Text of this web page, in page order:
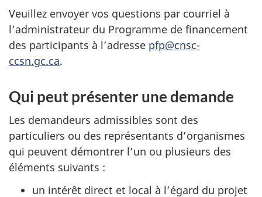
Veuillez envoyer vos questions par courriel à
l’administrateur du Programme de financement
des participants à l’adresse pfp@cnsc-
ccsn.gc.ca.
Qui peut présenter une demande
Les demandeurs admissibles sont des
particuliers ou des représentants d’organismes
qui peuvent démontrer l’un ou plusieurs des
éléments suivants :
un intérêt direct et local à l’égard du projet